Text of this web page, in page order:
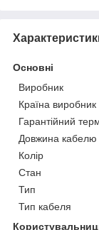
Основні
Виробник
Країна виробник
Гарантійний
Довжина кабелю
Колір
Стан
Тип
Тип кабеля